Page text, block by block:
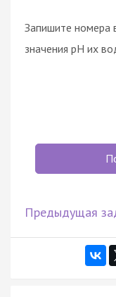
Запишите номера
значения pH их
Предыдущая